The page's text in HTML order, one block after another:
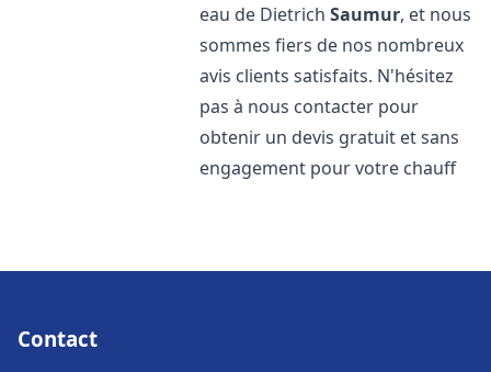
eau de DietrichSaumur, et nous
sommes fiers de nos nombreux
avis clients satisfaits. N'hésitez
pas à nous contacter pour
obtenir un devis gratuit et sans
engagement pour votre chauff
Contact